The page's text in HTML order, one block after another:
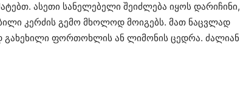
ასეთი სანელებელი შეიძლება იყოს დარიჩინი,
კერძის გემო მხოლოდ მოიგებს. მათ ნაცვლად
ფორთოხლის ან ლიმონის ცედრა. ძალიან